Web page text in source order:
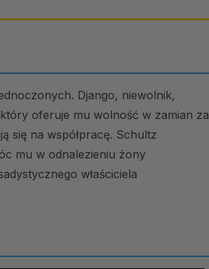
Django, niewolnik,
oferuje mu wolność w zamian za
się na współpracę. Schultz
mu w odnalezieniu żony
właściciela